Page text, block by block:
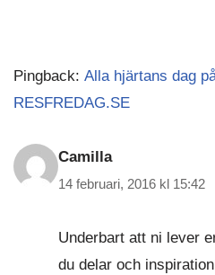
Pingback: Alla hjärtans dag
RESFREDAG.SE
Camilla
14 februari, 2016 kl 15:42
Underbart att ni lever
du delar och